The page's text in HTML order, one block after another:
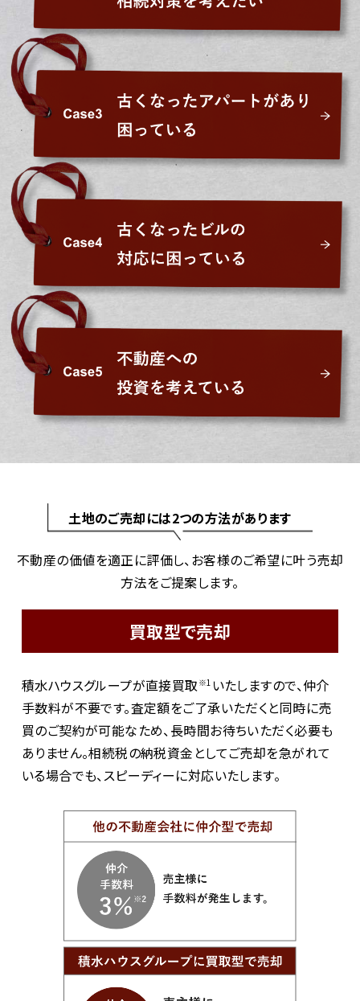
土地のご売却には2つの方法があります
不動産の価値を適正に評価し、お客様のご希望に叶う売却
方法をご提案します。
買取型で売却
積水ハウスグループが直接買取※1 いたしますので、仲介
手数料が不要です。査定額をご了承いただくと同時に売
買のご契約が可能なため、長時間お待ちいただく必要も
ありません。相続税の納税資金としてご売却を急がれて
いる場合でも、スピーディーに対応いたします。